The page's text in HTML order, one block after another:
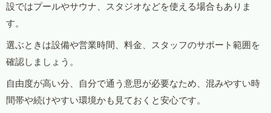
設ではプールやサウナ、スタジオなどを使える場合もありま
す。
選ぶときは設備や営業時間、料金、スタッフのサポート範囲を
確認しましょう。
自由度が高い分、自分で通う意思が必要なため、混みやすい時
間帯や続けやすい環境かも見ておくと安心です。